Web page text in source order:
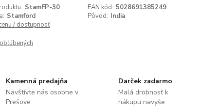
StamFP-30 EAN kód: 5028691385249
Stamford Pôvod: India
/ dostupnosť
Kamenná predajňa
Navštívte nás osobne v
Prešove
Darček zadarmo
Malá drobnosť k
nákupu navyše